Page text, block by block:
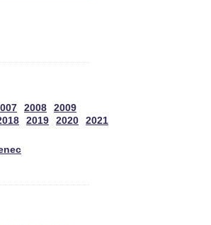
2008
2009
2019 2020
2021